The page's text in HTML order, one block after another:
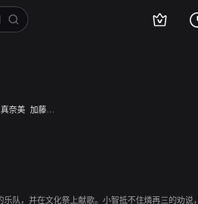
奈美 加藤玲奈
队，并在文化祭上献歌。小智抵不住燐再三的劝说